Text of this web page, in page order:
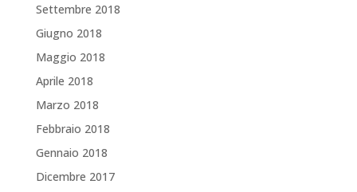
Settembre 2018
Giugno 2018
Maggio 2018
Aprile 2018
Marzo 2018
Febbraio 2018
Gennaio 2018
Dicembre 2017